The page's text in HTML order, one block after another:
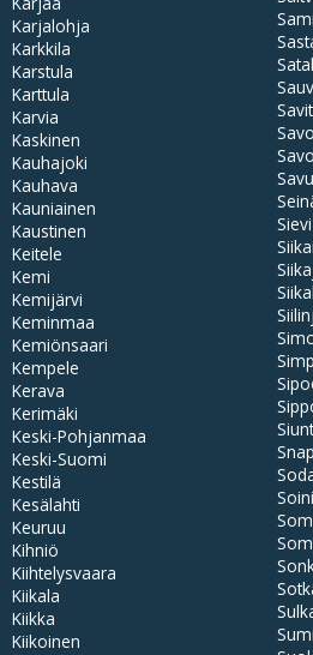
Karjalohja
Karkkila
Karstula
Karttula
Karvia
Kaskinen
Kauhajoki
Kauhava
Kauniainen
Kaustinen
Keitele
Kemi
Kemijärvi
Keminmaa
Kemiönsaari
Kempele
Kerava
Kerimäki
Keski-Pohjanmaa
Keski-Suomi
Kestilä
Kesälahti
Keuruu
Kihniö
Kiihtelysvaara
Kiikala
Kiikka
Kiikoinen
Sievi
Soini